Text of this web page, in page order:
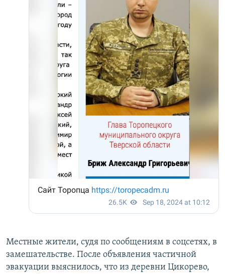
Местные жители, судя по сообщениям в соцсетях, в
замешательстве. После объявления частичной
эвакуации выяснилось, что из деревни Цикорево,